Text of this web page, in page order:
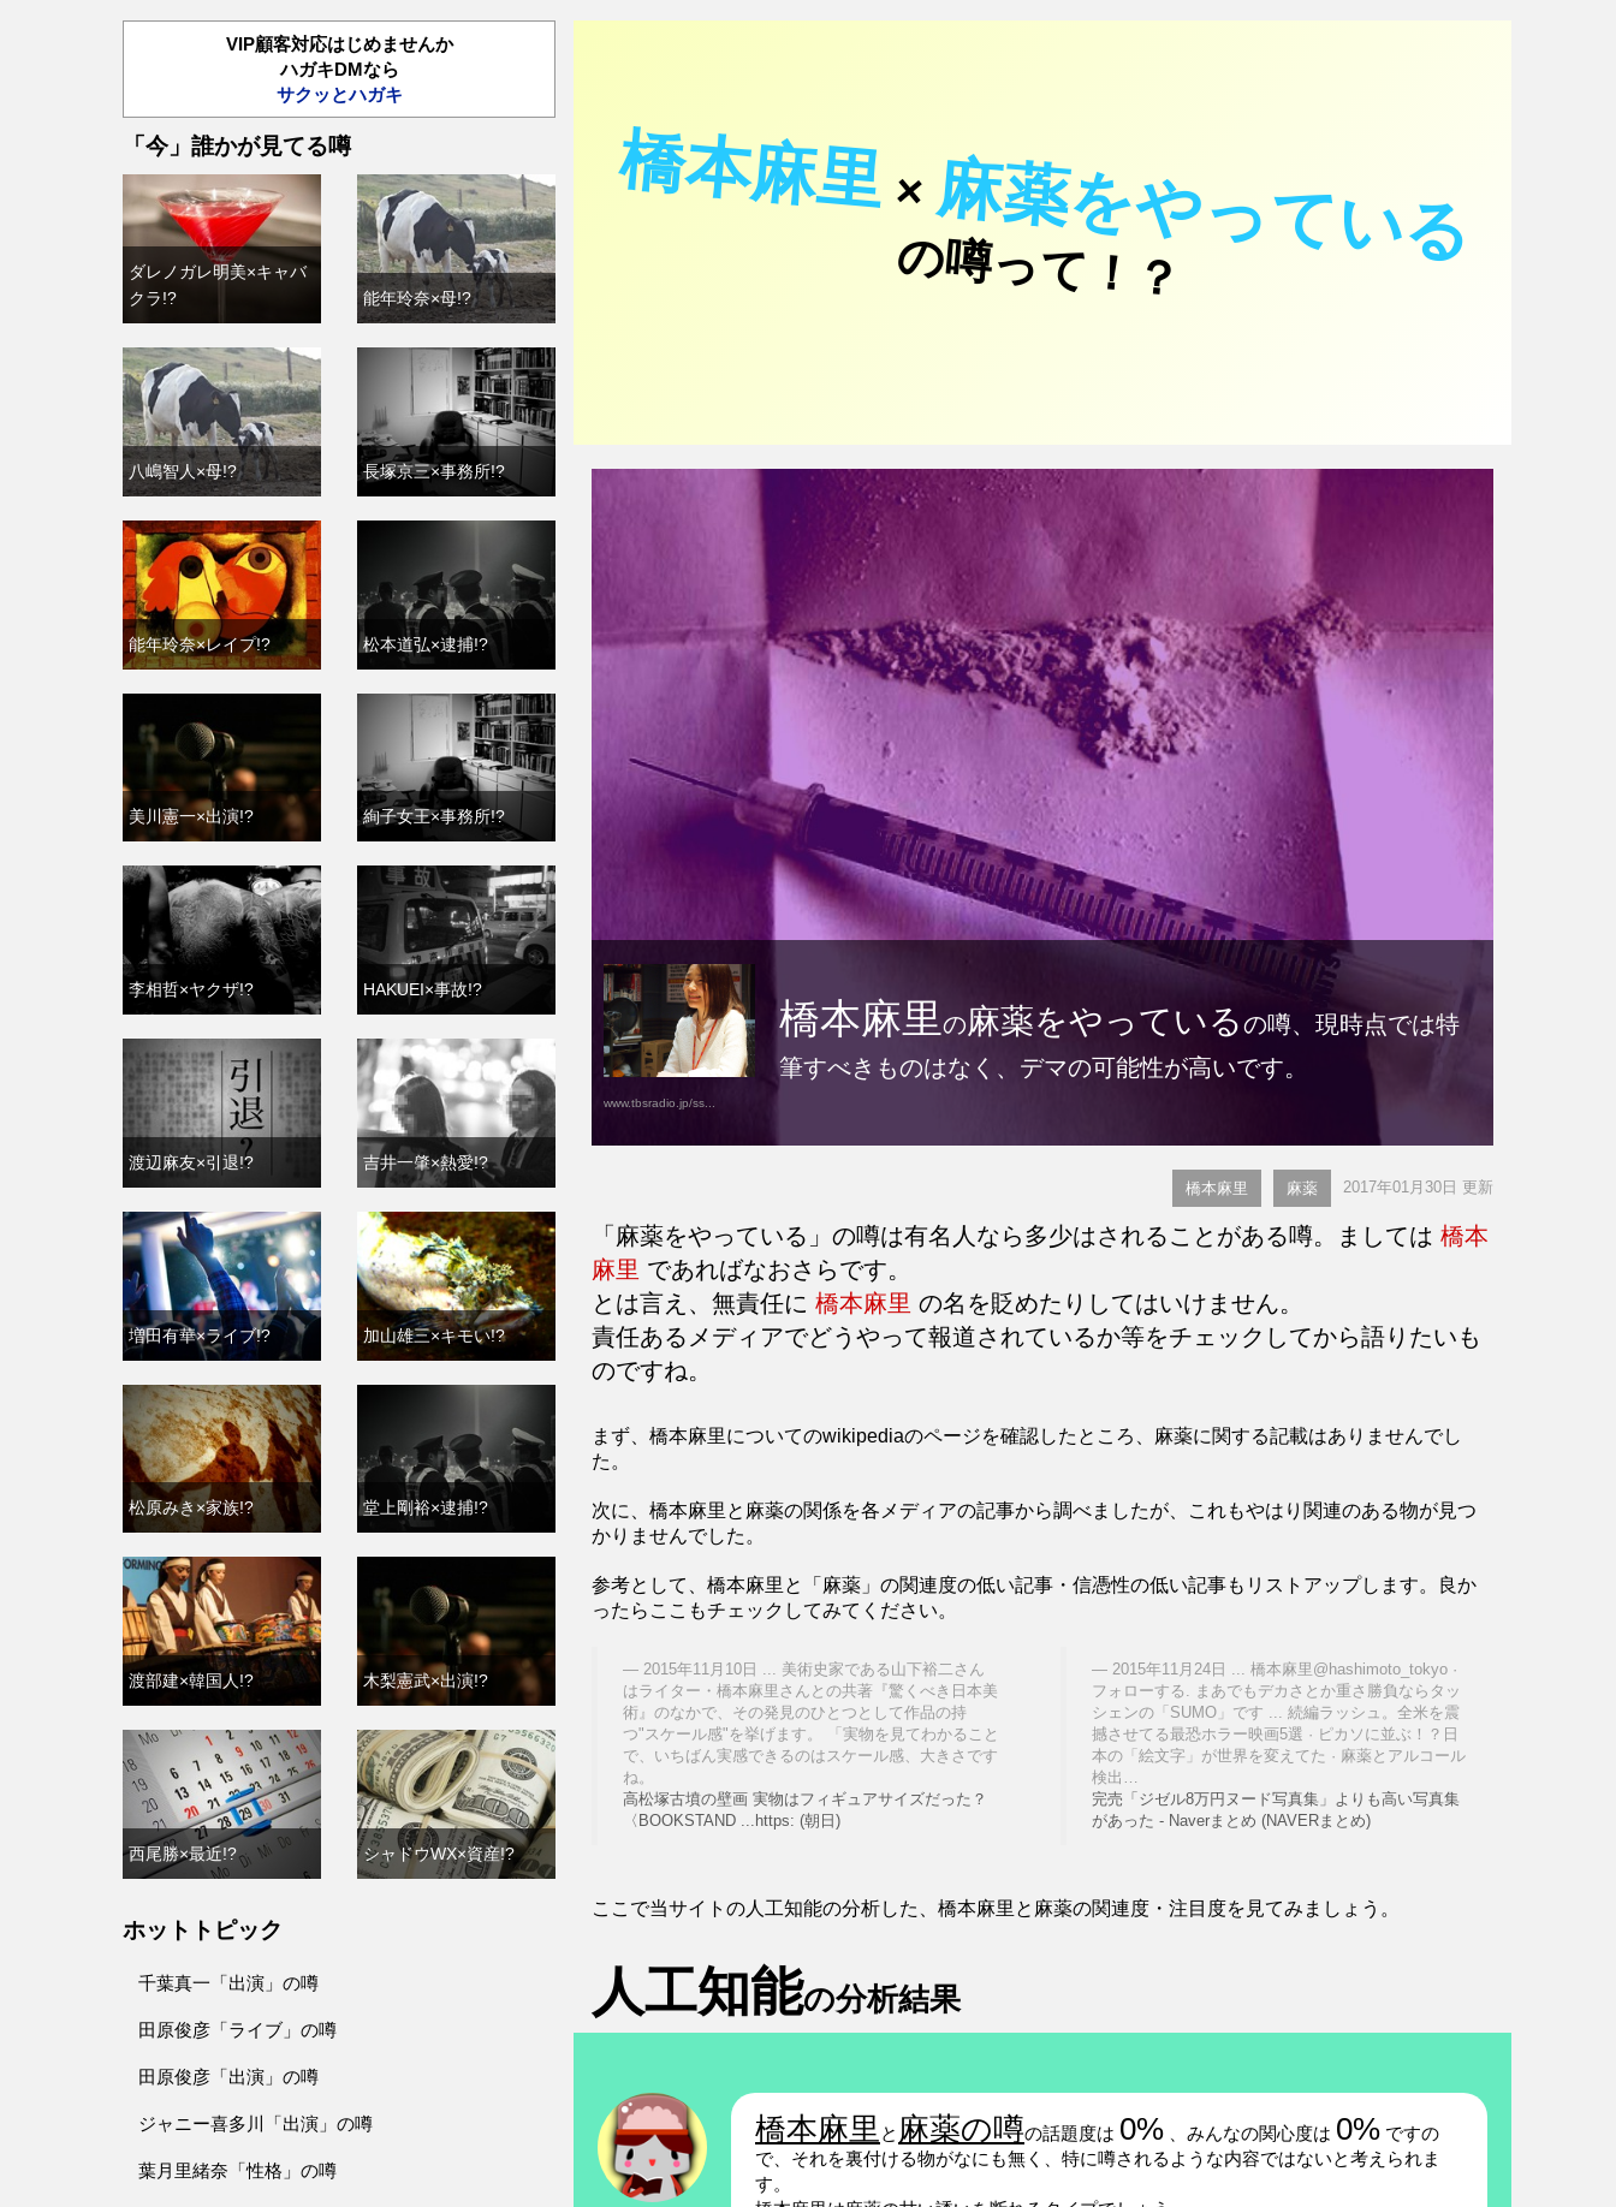
橋本麻里× 麻薬をやっている
の噂って！？
www.tbsradio.jp/ss...
橋本麻里の麻薬をやっているの噂、現時点では特
筆すべきものはなく、デマの可能性が高いです。
橋本麻里 麻薬 2017年01月30日 更新
「麻薬をやっている」の噂は有名人なら多少はされることがある噂。ましては 橋本
麻里 であればなおさらです。
とは言え、無責任に 橋本麻里 の名を貶めたりしてはいけません。
責任あるメディアでどうやって報道されているか等をチェックしてから語りたいも
のですね。
まず、橋本麻里についてのwikipediaのページを確認したところ、麻薬に関する記載はありませんでし
た。
次に、橋本麻里と麻薬の関係を各メディアの記事から調べましたが、これもやはり関連のある物が見つ
かりませんでした。
参考として、橋本麻里と「麻薬」の関連度の低い記事・信憑性の低い記事もリストアップします。良か
ったらここもチェックしてみてください。
2015年11月10日 ... 美術史家である山下裕二さん
はライター・橋本麻里さんとの共著『驚くべき日本美
術』のなかで、その発見のひとつとして作品の持
つ"スケール感"を挙げます。 「実物を見てわかること
で、いちばん実感できるのはスケール感、大きさです
ね。
高松塚古墳の壁画 実物はフィギュアサイズだった？
〈BOOKSTAND ...https: (朝日)
2015年11月24日 ... 橋本麻里@hashimoto_tokyo ·
フォローする. まあでもデカさとか重さ勝負ならタッ
シェンの「SUMO」です ... 続編ラッシュ。全米を震
撼させてる最恐ホラー映画5選 · ピカソに並ぶ！？日
本の「絵文字」が世界を変えてた · 麻薬とアルコール
検出…
完売「ジゼル8万円ヌード写真集」よりも高い写真集
があった - Naverまとめ (NAVERまとめ)
ここで当サイトの人工知能の分析した、橋本麻里と麻薬の関連度・注目度を見てみましょう。
人工知能の分析結果
橋本麻里 と 麻薬の噂の話題度は 0% 、みんなの関心度は 0% ですの
で、それを裏付ける物がなにも無く、特に噂されるような内容ではないと考えられま
す。
VIP顧客対応はじめませんか
ハガキDMなら
サクッとハガキ
「今」誰かが見てる噂
ダレノガレ明美×キャバ
クラ!?
能年玲奈×母!?
八嶋智人×母!? 長塚京三×事務所!?
能年玲奈×レイプ!? 松本道弘×逮捕!?
美川憲一×出演!? 絢子女王×事務所!?
李相哲×ヤクザ!? HAKUEI×事故!?
渡辺麻友×引退!? 吉井一肇×熱愛!?
増田有華×ライブ!? 加山雄三×キモい!?
松原みき×家族!? 堂上剛裕×逮捕!?
渡部建×韓国人!? 木梨憲武×出演!?
西尾勝×最近!? シャドウWX×資産!?
ホットトピック
千葉真一「出演」の噂
田原俊彦「ライブ」の噂
田原俊彦「出演」の噂
ジャニー喜多川「出演」の噂
葉月里緒奈「性格」の噂